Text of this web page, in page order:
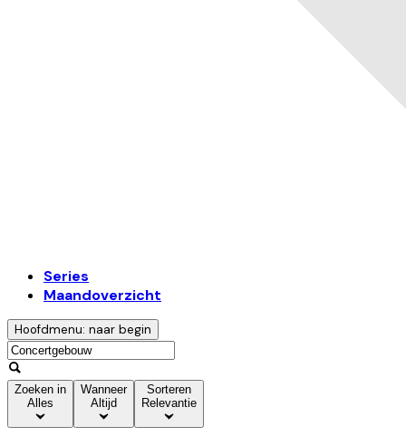
Series
Maandoverzicht
Hoofdmenu: naar begin
Zoeken in
Alles
Wanneer
Altijd
Sorteren
Relevantie